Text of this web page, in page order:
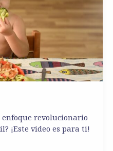
revolucionario
¡Este video es para ti!